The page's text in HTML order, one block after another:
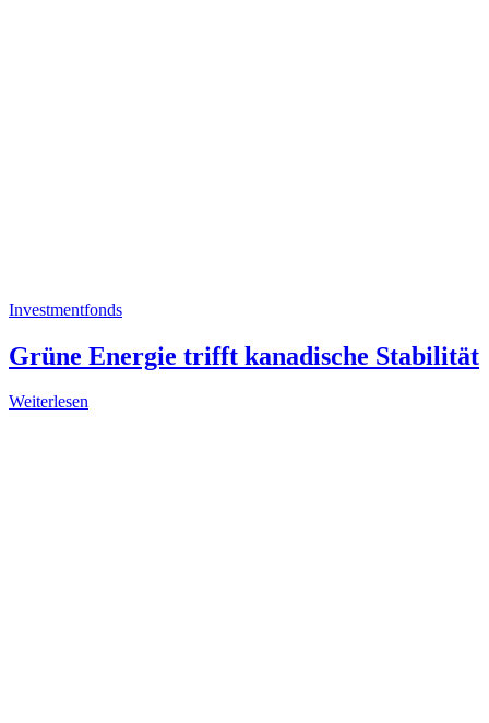
Investmentfonds
Grüne Energie trifft kanadische Stabilität
Weiterlesen